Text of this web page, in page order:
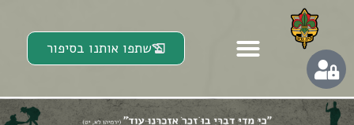
שתפו אותנו בסיפור